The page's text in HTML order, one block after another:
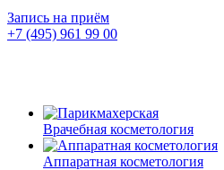
Запись на приём
+7 (495) 961 99 00
Врачебная косметология
Аппаратная косметология